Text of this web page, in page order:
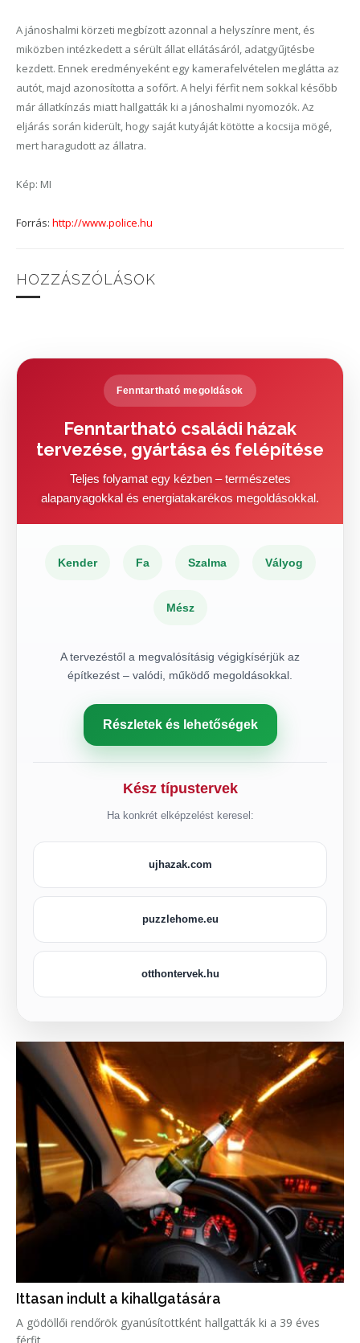
A jánoshalmi körzeti megbízott azonnal a helyszínre ment, és
miközben intézkedett a sérült állat ellátásáról, adatgyűjtésbe
kezdett. Ennek eredményeként egy kamerafelvételen meglátta az
autót, majd azonosította a sofőrt. A helyi férfit nem sokkal később
már állatkínzás miatt hallgatták ki a jánoshalmi nyomozók. Az
eljárás során kiderült, hogy saját kutyáját kötötte a kocsija mögé,
mert haragudott az állatra.
Kép: MI
Forrás: http://www.police.hu
HOZZÁSZÓLÁSOK
Fenntartható megoldások
Fenntartható családi házak
tervezése, gyártása és felépítése
Teljes folyamat egy kézben – természetes
alapanyagokkal és energiatakarékos megoldásokkal.
Kender Fa Szalma Vályog
Mész
A tervezéstől a megvalósításig végigkísérjük az
építkezést – valódi, működő megoldásokkal.
Részletek és lehetőségek
Kész típustervek
Ha konkrét elképzelést keresel:
ujhazak.com
puzzlehome.eu
otthontervek.hu
Ittasan indult a kihallgatására
A gödöllői rendőrök gyanúsítottként hallgatták ki a 39 éves